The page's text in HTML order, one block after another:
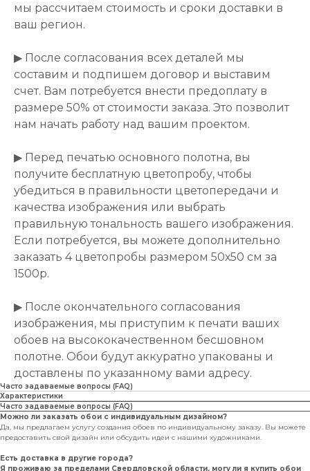
мы рассчитаем стоимость и сроки доставки в
ваш регион.
▶ После согласования всех деталей мы
составим и подпишем договор и выставим
счет. Вам потребуется внести предоплату в
размере 50% от стоимости заказа. Это позволит
нам начать работу над вашим проектом.
▶ Перед печатью основного полотна, вы
получите бесплатную цветопробу, чтобы
убедиться в правильности цветопередачи и
качества изображения или выбрать
правильную тональность вашего изображения.
Если потребуется, вы можете дополнительно
заказать 4 цветопробы размером 50х50 см за
1500р.
▶ После окончательного согласования
изображения, мы приступим к печати ваших
обоев на высококачественном бесшовном
полотне. Обои будут аккуратно упакованы и
доставлены по указанному вами адресу.
Часто задаваемые вопросы (FAQ)
Характеристики
Часто задаваемые вопросы (FAQ)
Можно ли заказать обои с индивидуальным дизайном?
Да, мы предлагаем услугу создания обоев по индивидуальному заказу. Вы можете
предоставить свой дизайн или обсудить идеи с нашими художниками.
Есть доставка в другие города?
Я проживаю за пределами Свердловской области, могу ли я купить обои